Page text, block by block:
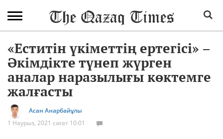
«Еститін үкіметтің ертегісі» –
Әкімдікте түнеп жүрген
аналар наразылығы көктемге
жалғасты
Асан Анарбайұлы
1 Наурыз, 2021 сағат 10:01